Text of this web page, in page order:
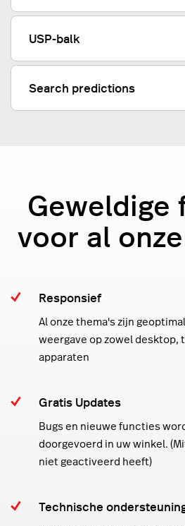
USP-balk
Search predictions
Geweldige
voor al
Responsief
Al onze thema's zijn
weergave op zowel desktop,
apparaten
Gratis Updates
Bugs en nieuwe functies
doorgevoerd in uw winkel.
niet geactiveerd heeft)
Technische